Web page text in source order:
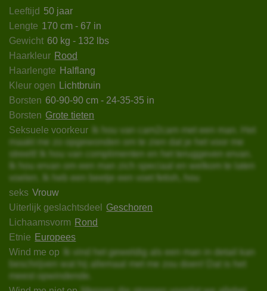
Leeftijd 50 jaar
Lengte 170 cm - 67 in
Gewicht 60 kg - 132 lbs
Haarkleur Rood
Haarlengte Halflang
Kleur ogen Lichtbruin
Borsten 60-90-90 cm - 24-35-35 in
Borsten Grote tieten
Seksuele voorkeur
Ik hou van cam2cam met een man. Het
maakt me zo opgewonden om te zien dat je het voor me
streelt! Ik hou van complimenten en het teruggeven ervan.
Ik hou ervan om een man zich speciaal en welkom te laten
voelen. Ik heb een beetje een voet fetish, hou
seks Vrouw
Uiterlijk geslachtsdeel
Geschoren
Lichaamsvorm Rond
Etnie Europees
Wind me op
Ik vind het geweldig als een man in detail kan
beschrijven wat hij allemaal met me zou doen! Dat is het
meest opwindende.